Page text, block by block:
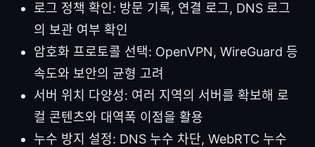
로그 정책 확인: 방문 기록, 연결 로그, DNS 로그
의 보관 여부 확인
암호화 프로토콜 선택: OpenVPN, WireGuard 등
속도와 보안의 균형 고려
서버 위치 다양성: 여러 지역의 서버를 확보해 로
컬 콘텐츠와 대역폭 이점을 활용
누수 방지 설정: DNS 누수 차단, WebRTC 누수